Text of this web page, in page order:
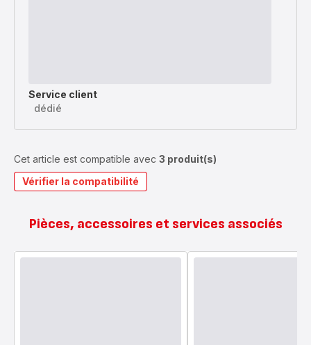
Service client
dédié
Cet article est compatible avec 3 produit(s)
Vérifier la compatibilité
Pièces, accessoires et services associés